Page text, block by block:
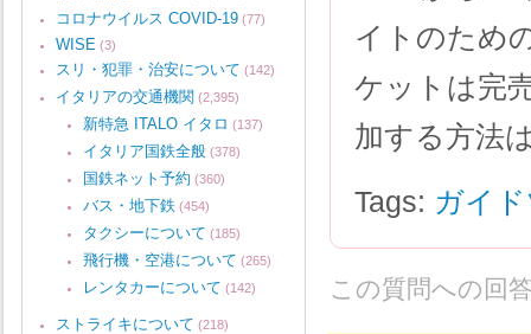
イトのため
ケットは完
加する方法
Tags: ガイ
この質問への回
コロナウイルス COVID-19 (77)
WISE (3)
スリ・犯罪・治安について (142)
イタリアの交通機関 (2,395)
新特急 ITALO イタロ (137)
イタリア国鉄全般 (378)
国鉄ネット予約 (360)
バス・地下鉄 (454)
タクシーについて (185)
飛行機・空港について (265)
レンタカーについて (142)
ストライキについて (218)